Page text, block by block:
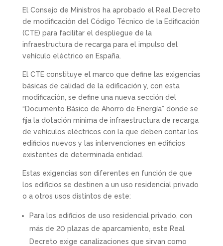
El Consejo de Ministros ha aprobado el Real Decreto
de modificación del Código Técnico de la Edificación
(CTE) para facilitar el despliegue de la
infraestructura de recarga para el impulso del
vehículo eléctrico en España.
El CTE constituye el marco que define las exigencias
básicas de calidad de la edificación y, con esta
modificación, se define una nueva sección del
“Documento Básico de Ahorro de Energía” donde se
fija la dotación mínima de infraestructura de recarga
de vehículos eléctricos con la que deben contar los
edificios nuevos y las intervenciones en edificios
existentes de determinada entidad.
Estas exigencias son diferentes en función de que
los edificios se destinen a un uso residencial privado
o a otros usos distintos de este:
Para los edificios de uso residencial privado, con
más de 20 plazas de aparcamiento, este Real
Decreto exige canalizaciones que sirvan como